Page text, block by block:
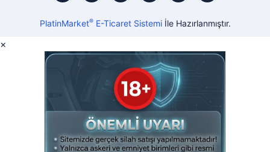
PlatinMarket®E-Ticaret Sistemiİle Hazırlanmıştır.
×